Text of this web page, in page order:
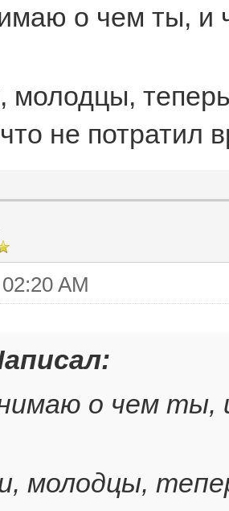
о чем ты, и
молодцы,
не потратил
AM
о чем ты,
молодцы,